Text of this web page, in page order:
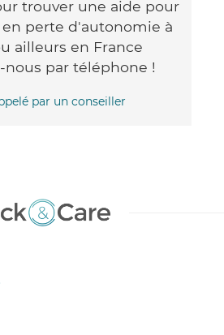
trouver une aide pour
en perte d'autonomie à
ailleurs en France
nous par téléphone !
par un conseiller